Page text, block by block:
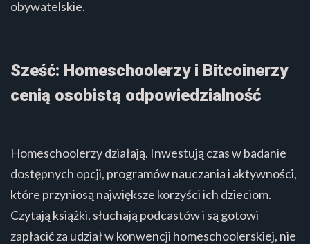
obywatelskie.
Sześć: Homeschoolerzy i Bitcoinerzy
cenią osobistą odpowiedzialność
Homeschoolerzy działają. Inwestują czas w badanie
dostępnych opcji, programów nauczania i aktywności,
które przyniosą największe korzyści ich dzieciom.
Czytają książki, słuchają podcastów i są gotowi
zapłacić za udział w konwencji homeschoolerskiej, nie